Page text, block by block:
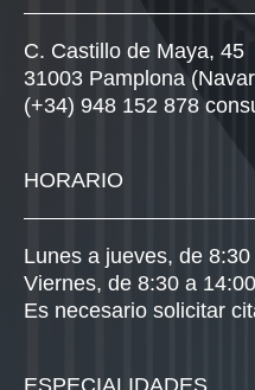
C. Castillo de Maya, 45
31003 Pamplona
(+34) 948 152 878
HORARIO
Lunes a jueves, de
Viernes, de 8:30 a 14:00
Es necesario solicitar